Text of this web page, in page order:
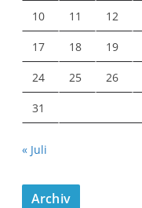
10 11 12
17 18 19
24 25 26
31
« Juli
Archiv